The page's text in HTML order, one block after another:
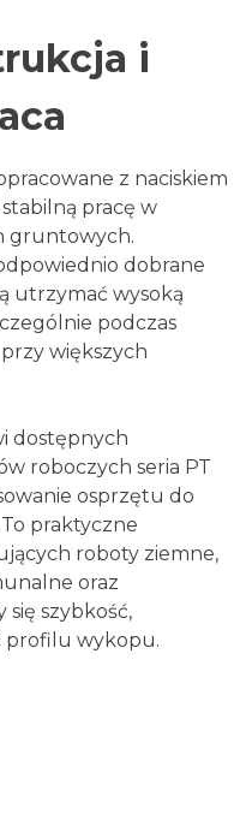
i
z naciskiem
pracę w
gruntowych.
dobrane
utrzymać wysoką
podczas
większych
dostępnych
roboczych seria PT
osprzętu do
praktyczne
roboty ziemne,
oraz
szybkość,
profilu wykopu.